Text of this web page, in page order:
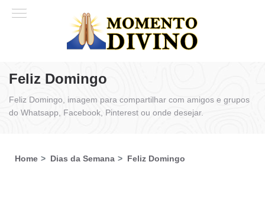
Feliz Domingo
Feliz Domingo, imagem para compartilhar com amigos e grupos
do Whatsapp, Facebook, Pinterest ou onde desejar.
Home Dias da Semana Feliz Domingo